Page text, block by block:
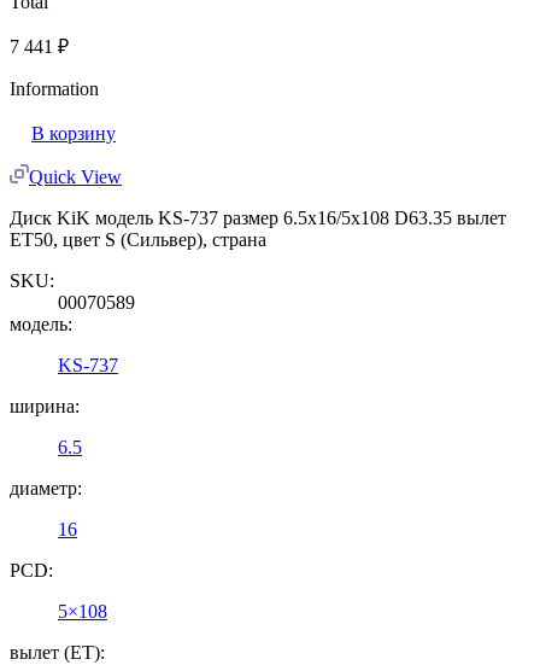
7 441 ₽
Information
В корзину
Quick View
Диск KiK модель KS-737 размер 6.5x16/5x108 D63.35 вылет
ET50, цвет S (Сильвер), страна
SKU:
00070589
модель:
KS-737
ширина:
6.5
диаметр:
16
PCD:
5×108
вылет (ET):